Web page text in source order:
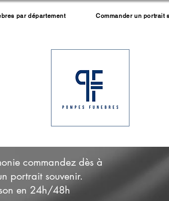
par département Commander un portrait
commandez dès à
portrait souvenir.
en 24h/48h